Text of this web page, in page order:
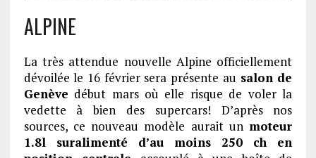
ALPINE
La très attendue nouvelle Alpine officiellement
dévoilée le 16 février sera présente au salon de
Genève début mars où elle risque de voler la
vedette à bien des supercars! D’après nos
sources, ce nouveau modèle aurait un moteur
1.8l suralimenté d’au moins 250 ch en